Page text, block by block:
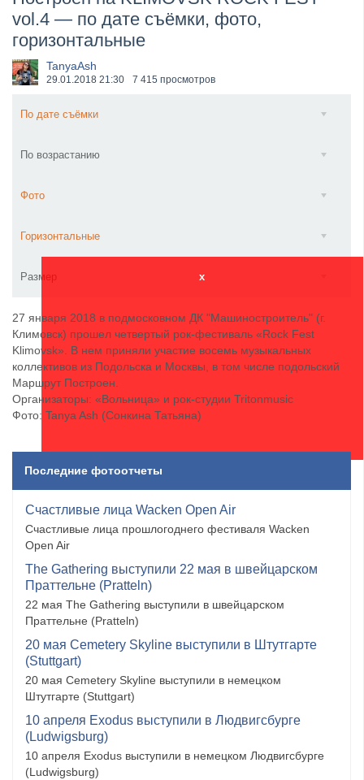
​Anthrax выпустили новый сингл и клип «Everybod...
vol.4 — по дате съёмки, фото,
горизонтальные
TanyaAsh
29.01.2018 21:30 7 415 просмотров
По дате съёмки
По возрастанию
Фото
Горизонтальные
Размер x
27 января 2018 в подмосковном ДК "Машиностроитель" (г.
Климовск) прошел четвертый рок-фестиваль «Rock Fest
Klimovsk». В нем приняли участие восемь музыкальных
коллективов из Подольска и Москвы, в том числе подольский
Маршрут Построен.
Организаторы: «Вольница» и рок-студии Tritonmusic
Фото: Tanya Ash (Сонкина Татьяна)
Последние фотоотчеты
Счастливые лица Wacken Open Air
Счастливые лица прошлогоднего фестиваля Wacken
Open Air
The Gathering выступили 22 мая в швейцарском
Праттельне (Pratteln)
22 мая The Gathering выступили в швейцарском
Праттельне (Pratteln)
20 мая Cemetery Skyline выступили в Штутгарте
(Stuttgart)
20 мая Cemetery Skyline выступили в немецком
Штутгарте (Stuttgart)
10 апреля Exodus выступили в Людвигсбурге
(Ludwigsburg)
10 апреля Exodus выступили в немецком Людвигсбурге
(Ludwigsburg)